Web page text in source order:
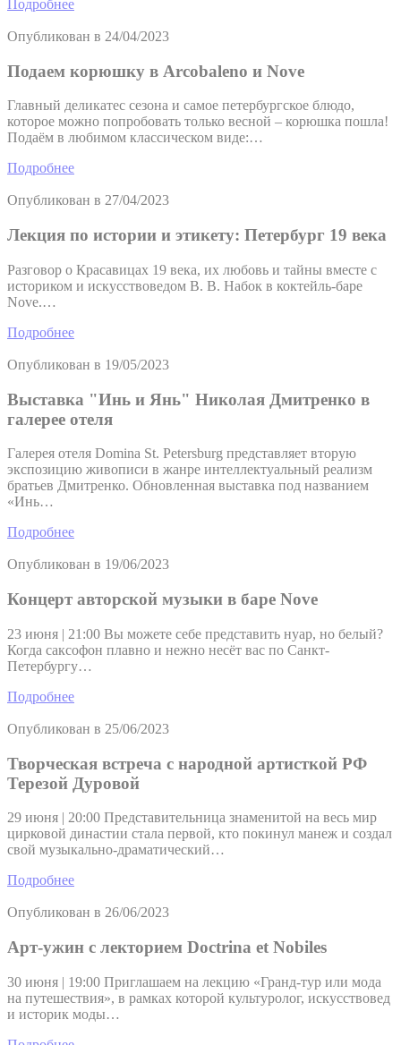
Подробнее
Опубликован в 24/04/2023
Подаем корюшку в Arcobaleno и Nove
Главный деликатес сезона и самое петербургское блюдо,
которое можно попробовать только весной – корюшка пошла!
Подаём в любимом классическом виде:…
Подробнее
Опубликован в 27/04/2023
Лекция по истории и этикету: Петербург 19 века
Разговор о Красавицах 19 века, их любовь и тайны вместе с
историком и искусствоведом В. В. Набок в коктейль-баре
Nove.…
Подробнее
Опубликован в 19/05/2023
Выставка "Инь и Янь" Николая Дмитренко в
галерее отеля
Галерея отеля Domina St. Petersburg представляет вторую
экспозицию живописи в жанре интеллектуальный реализм
братьев Дмитренко. Обновленная выставка под названием
«Инь…
Подробнее
Опубликован в 19/06/2023
Концерт авторской музыки в баре Nove
23 июня | 21:00 Вы можете себе представить нуар, но белый?
Когда саксофон плавно и нежно несёт вас по Санкт-
Петербургу…
Подробнее
Опубликован в 25/06/2023
Творческая встреча с народной артисткой РФ
Терезой Дуровой
29 июня | 20:00 Представительница знаменитой на весь мир
цирковой династии стала первой, кто покинул манеж и создал
свой музыкально-драматический…
Подробнее
Опубликован в 26/06/2023
Арт-ужин с лекторием Doctrina et Nobiles
30 июня | 19:00 Приглашаем на лекцию «Гранд-тур или мода
на путешествия», в рамках которой культуролог, искусствовед
и историк моды…